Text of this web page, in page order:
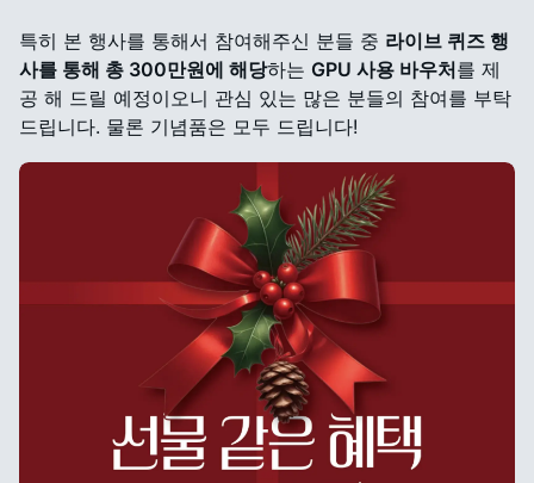
특히 본 행사를 통해서 참여해주신 분들 중 라이브 퀴즈 행
사를 통해 총 300만원에 해당하는 GPU 사용 바우처를 제
공 해 드릴 예정이오니 관심 있는 많은 분들의 참여를 부탁
드립니다. 물론 기념품은 모두 드립니다!